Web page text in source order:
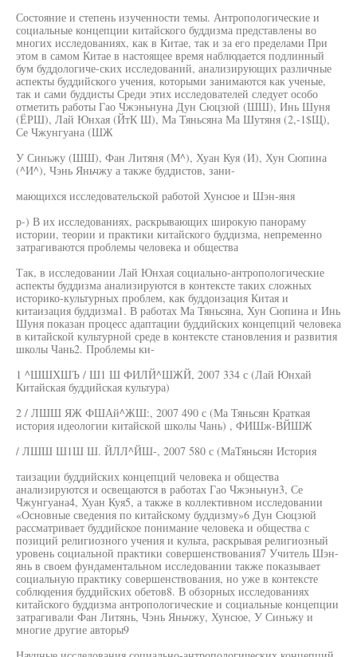
Состояние и степень изученности темы. Антропологические и
социальные концепции китайского буддизма представлены во
многих исследованиях, как в Китае, так и за его пределами При
этом в самом Китае в настоящее время наблюдается подлинный
бум буддологиче-ских исследований, анализирующих различные
аспекты буддийского учения, которыми занимаются как ученые,
так и сами буддисты Среди этих исследователей следует особо
отметить работы Гао Чжэньнуна Дун Сюцзюй (ШШ), Инь Шуня
(ЁРШ), Лай Юнхая (ЙтК Ш), Ма Тяньсяна Ма Шутяня (2,-1$Щ),
Се Чжунгуана (ШЖ
У Синьжу (ШШ), Фан Литяня (М^), Хуан Куя (И), Хун Сюпина
(^И^), Чэнь Яньчжу а также буддистов, зани-
мающихся исследовательской работой Хунсюе и Шэн-яня
р-) В их исследованиях, раскрывающих широкую панораму
истории, теории и практики китайского буддизма, непременно
затрагиваются проблемы человека и общества
Так, в исследовании Лай Юнхая социально-антропологические
аспекты буддизма анализируются в контексте таких сложных
историко-культурных проблем, как буддоизация Китая и
китаизация буддизма1. В работах Ма Тяньсяна, Хун Сюпина и Инь
Шуня показан процесс адаптации буддийских концепций человека
в китайской культурной среде в контексте становления и развития
школы Чань2. Проблемы ки-
1 ^ШШХШЪ / Ш1 Ш ФИЛЙ^ШЖЙ, 2007 334 с (Лай Юнхай
Китайская буддийская культура)
2 / ЛШШ ЯЖ ФШАй^ЖШ:, 2007 490 с (Ма Тяньсян Краткая
история идеологии китайской школы Чань) , ФИШж-ВЙШЖ
/ ЛШШ Ш1Ш Ш. ЙЛЛ^ЙШ-, 2007 580 с (МаТяньсян История
таизации буддийских концепций человека и общества
анализируются и освещаются в работах Гао Чжэньнун3, Се
Чжунгуана4, Хуан Куя5, а также в коллективном исследовании
«Основные сведения по китайскому буддизму»6 Дун Сюцзюй
рассматривает буддийское понимание человека и общества с
позиций религиозного учения и культа, раскрывая религиозный
уровень социальной практики совершенствования7 Учитель Шэн-
янь в своем фундаментальном исследовании также показывает
социальную практику совершенствования, но уже в контексте
соблюдения буддийских обетов8. В обзорных исследованиях
китайского буддизма антропологические и социальные концепции
затрагивали Фан Литянь, Чэнь Яньчжу, Хунсюе, У Синьжу и
многие другие авторы9